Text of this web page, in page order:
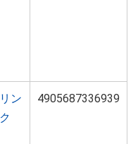
リン
ク
4905687336939